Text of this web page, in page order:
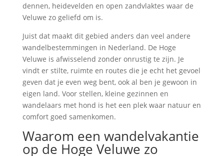
dennen, heidevelden en open zandvlaktes waar de
Veluwe zo geliefd om is.
Juist dat maakt dit gebied anders dan veel andere
wandelbestemmingen in Nederland. De Hoge
Veluwe is afwisselend zonder onrustig te zijn. Je
vindt er stilte, ruimte en routes die je echt het gevoel
geven dat je even weg bent, ook al ben je gewoon in
eigen land. Voor stellen, kleine gezinnen en
wandelaars met hond is het een plek waar natuur en
comfort goed samenkomen.
Waarom een wandelvakantie
op de Hoge Veluwe zo